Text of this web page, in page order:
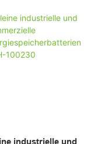
industrielle und